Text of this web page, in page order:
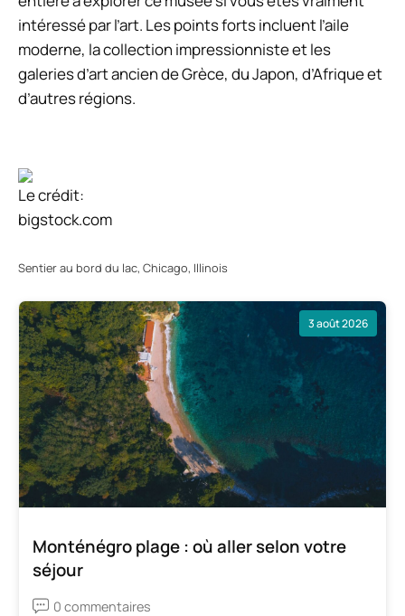
intéressé par l’art. Les points forts incluent l’aile
moderne, la collection impressionniste et les
galeries d’art ancien de Grèce, du Japon, d’Afrique et
d’autres régions.
Le crédit:
bigstock.com
Sentier au bord du lac, Chicago, Illinois
3 août 2026
Monténégro plage : où aller selon votre
séjour
0 commentaires